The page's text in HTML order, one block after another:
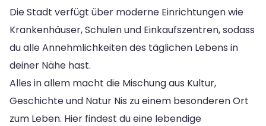
Die Stadt verfügt über moderne Einrichtungen wie
Krankenhäuser, Schulen und Einkaufszentren, sodass
du alle Annehmlichkeiten des täglichen Lebens in
deiner Nähe hast.
Alles in allem macht die Mischung aus Kultur,
Geschichte und Natur Nis zu einem besonderen Ort
zum Leben. Hier findest du eine lebendige